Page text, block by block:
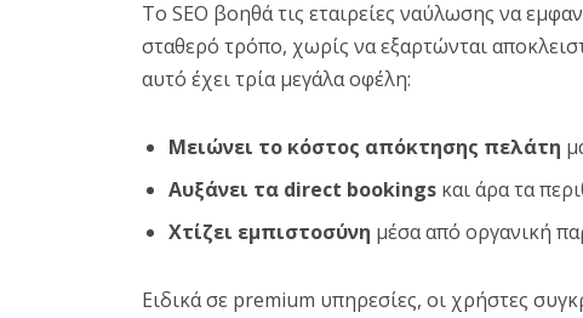
Το SEO βοηθά τις εταιρείες ναύλωσης να
σταθερό τρόπο, χωρίς να εξαρτώνται
αυτό έχει τρία μεγάλα οφέλη:
Μειώνει το κόστος απόκτησης πελάτη
Αυξάνει τα direct bookings και άρα τα
Χτίζει εμπιστοσύνη μέσα από οργανική
Ειδικά σε premium υπηρεσίες, οι χρήστες